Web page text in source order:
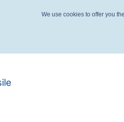
We use cookies to offer you